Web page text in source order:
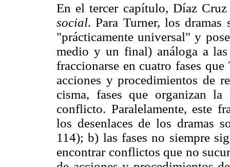
En el tercer capítulo, Díaz
social. Para Turner, los dramas
"prácticamente universal" y
medio y un final) análoga a las
fraccionarse en cuatro fases
acciones y procedimientos de
cisma, fases que organizan
conflicto. Paralelamente, este
los desenlaces de los dramas
114); b) las fases no siempre
encontrar conflictos que no